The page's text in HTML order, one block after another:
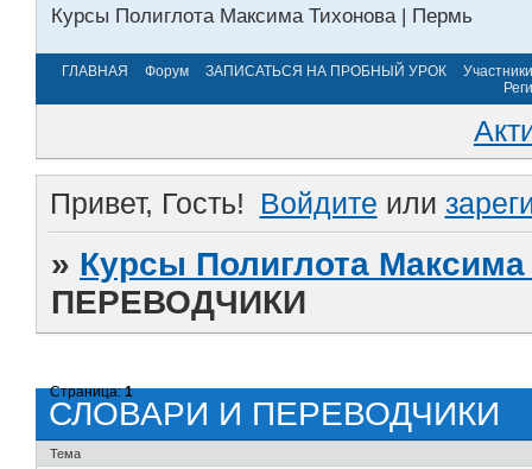
Курсы Полиглота Максима Тихонова | Пермь
ГЛАВНАЯ Форум ЗАПИСАТЬСЯ НА ПРОБНЫЙ УРОК
Участники
Привет, Гость! Войдите или
» Курсы Полиглота
ПЕРЕВОДЧИКИ
СЛОВАРИ И ПЕРЕВОДЧИКИ
Страница:1
Тема